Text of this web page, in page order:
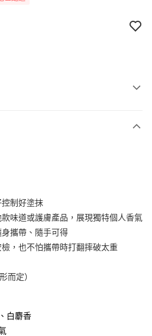
制好塗抹
味道或護膚產品，展現獨特個人香氣
攜帶、隨手可得
，也不怕攜帶時打翻摔破太重
而定）
白麝香